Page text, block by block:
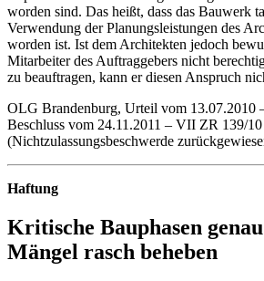
worden sind. Das heißt, dass das Bauwerk
Verwendung der Planungsleistungen des
worden ist. Ist dem Architekten jedoch
Mitarbeiter des Auftraggebers nicht
zu beauftragen, kann er diesen Anspruch
OLG Brandenburg, Urteil vom 13.07.2010
Beschluss vom 24.11.2011 – VII ZR 139/10
(Nichtzulassungsbeschwerde
Haftung
Kritische Bauphasen
Mängel rasch beheben